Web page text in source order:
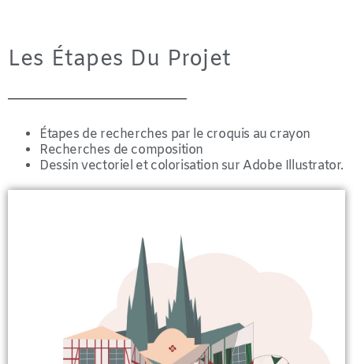
Les Étapes Du Projet
Étapes de recherches par le croquis au crayon
Recherches de composition
Dessin vectoriel et colorisation sur Adobe Illustrator.